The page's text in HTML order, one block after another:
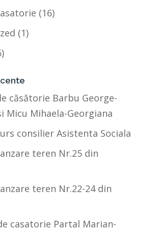
(16)
(1)
căsătorie Barbu George-
Micu Mihaela-Georgiana
consilier Asistenta Sociala
teren Nr.25 din
teren Nr.22-24 din
casatorie Partal Marian-